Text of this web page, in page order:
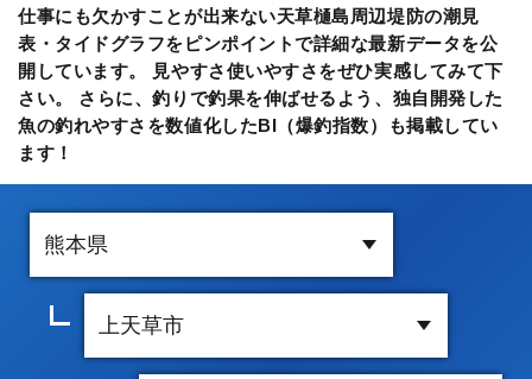
仕事にも欠かすことが出来ない天草樋島周辺堤防の潮見
表・タイドグラフをピンポイントで詳細な最新データを公
開しています。 見やすさ使いやすさをぜひ実感してみて下
さい。 さらに、釣りで釣果を伸ばせるよう、独自開発した
魚の釣れやすさを数値化したBI（爆釣指数）も掲載してい
ます！